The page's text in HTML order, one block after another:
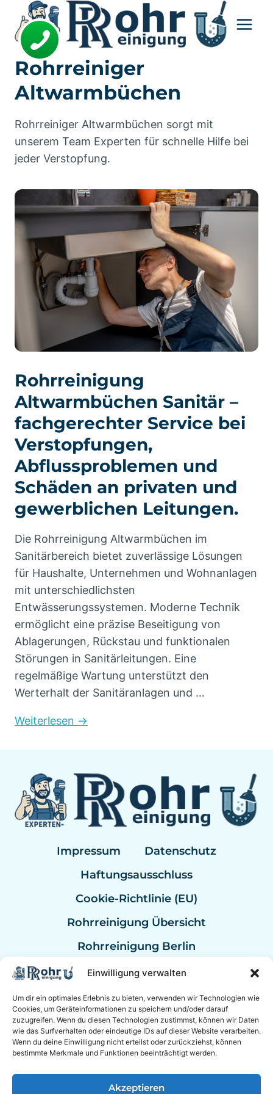
Einwilligung verwalten
Um dir ein optimales Erlebnis zu bieten, verwenden wir Technologien wie
Cookies, um Geräteinformationen zu speichern und/oder darauf
zuzugreifen. Wenn du diesen Technologien zustimmst, können wir Daten
wie das Surfverhalten oder eindeutige IDs auf dieser Website verarbeiten.
Wenn du deine Einwilligung nicht erteilst oder zurückziehst, können
bestimmte Merkmale und Funktionen beeinträchtigt werden.
Akzeptieren
Inhalt
springen
Rohrreiniger
Altwarmbüchen
Rohrreiniger Altwarmbüchen sorgt mit
unserem Team Experten für schnelle Hilfe bei
jeder Verstopfung.
Rohrreinigung
Altwarmbüchen Sanitär –
fachgerechter Service bei
Verstopfungen,
Abflussproblemen und
Schäden an privaten und
gewerblichen Leitungen.
Die Rohrreinigung Altwarmbüchen im
Sanitärbereich bietet zuverlässige Lösungen
für Haushalte, Unternehmen und Wohnanlagen
mit unterschiedlichsten
Entwässerungssystemen. Moderne Technik
ermöglicht eine präzise Beseitigung von
Ablagerungen, Rückstau und funktionalen
Störungen in Sanitärleitungen. Eine
regelmäßige Wartung unterstützt den
Werterhalt der Sanitäranlagen und …
Weiterlesen →
Impressum
Datenschutz
Haftungsausschluss
Cookie-Richtlinie (EU)
Rohrreinigung Übersicht
Rohrreinigung Berlin
Rohrreinigung Bremen
Rohrreinigung Kassel
Rohrreinigung Mannheim
Rohrreinigung Bundesweit